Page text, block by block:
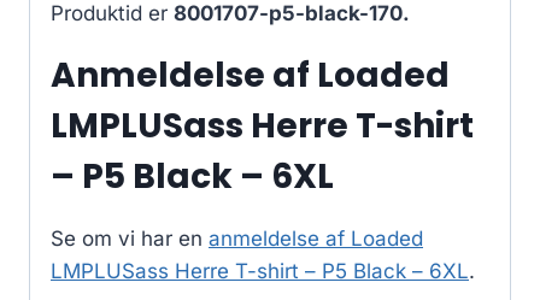
Produktid er 8001707-p5-black-170.
Anmeldelse af Loaded
LMPLUSass Herre T-shirt
– P5 Black – 6XL
Se om vi har en anmeldelse af Loaded
LMPLUSass Herre T-shirt – P5 Black – 6XL.